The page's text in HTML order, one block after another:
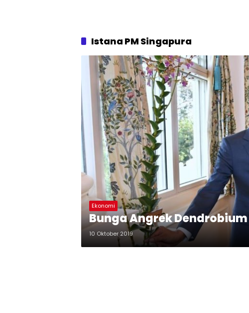
Istana PM Singapura
Ekonomi
Bunga Angrek
10 Oktober 2019